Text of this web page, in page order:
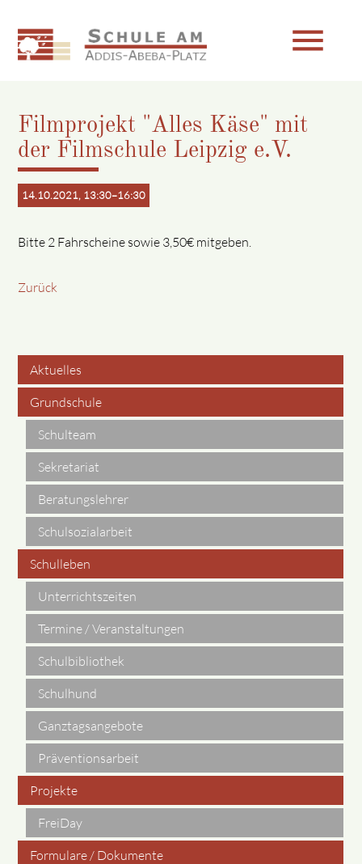
menu
Suchbegriffe SUCHEN
Filmprojekt "Alles Käse" mit
der Filmschule Leipzig e.V.
14.10.2021, 13:30–16:30
Bitte 2 Fahrscheine sowie 3,50€ mitgeben.
Zurück
Navigation
überspringen
Aktuelles
Grundschule
Schulteam
Sekretariat
Beratungslehrer
Schulsozialarbeit
Schulleben
Unterrichtszeiten
Termine / Veranstaltungen
Schulbibliothek
Schulhund
Ganztagsangebote
Präventionsarbeit
Projekte
FreiDay
Formulare / Dokumente